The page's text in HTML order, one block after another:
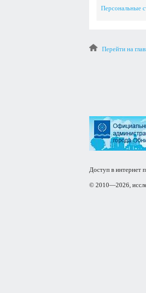
Персональные
Перейти на
Доступ в интернет
© 2010—2026,